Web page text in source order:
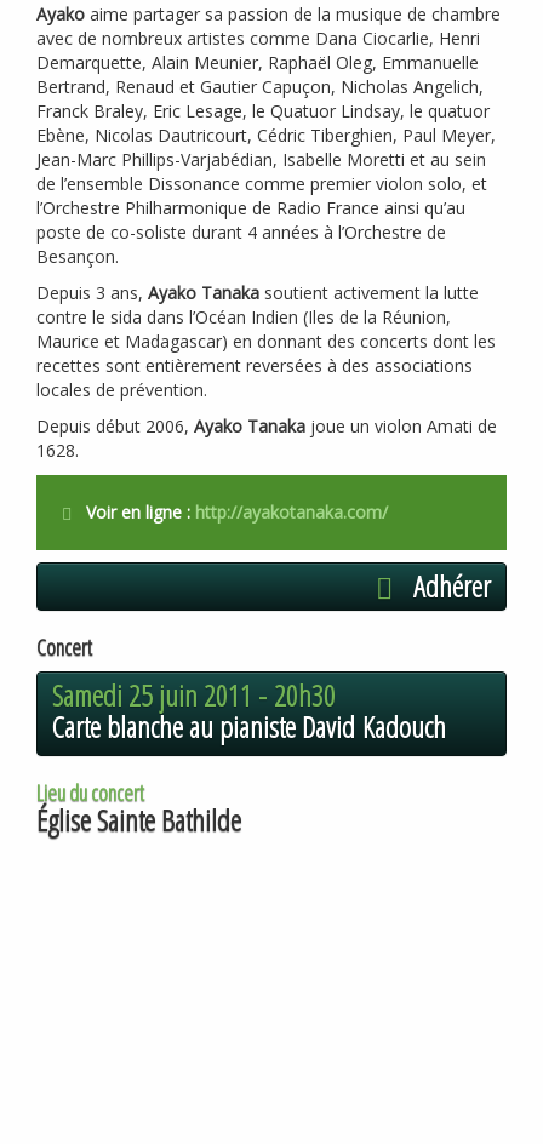
Ayako aime partager sa passion de la musique de chambre
avec de nombreux artistes comme Dana Ciocarlie, Henri
Demarquette, Alain Meunier, Raphaël Oleg, Emmanuelle
Bertrand, Renaud et Gautier Capuçon, Nicholas Angelich,
Franck Braley, Eric Lesage, le Quatuor Lindsay, le quatuor
Ebène, Nicolas Dautricourt, Cédric Tiberghien, Paul Meyer,
Jean-Marc Phillips-Varjabédian, Isabelle Moretti et au sein
de l’ensemble Dissonance comme premier violon solo, et
l’Orchestre Philharmonique de Radio France ainsi qu’au
poste de co-soliste durant 4 années à l’Orchestre de
Besançon.
Depuis 3 ans, Ayako Tanaka soutient activement la lutte
contre le sida dans l’Océan Indien (Iles de la Réunion,
Maurice et Madagascar) en donnant des concerts dont les
recettes sont entièrement reversées à des associations
locales de prévention.
Depuis début 2006, Ayako Tanaka joue un violon Amati de
1628.
Voir en ligne : http://ayakotanaka.com/
Adhérer
Concert
Samedi 25 juin 2011 - 20h30
Carte blanche au pianiste David Kadouch
Lieu du concert
Église Sainte Bathilde